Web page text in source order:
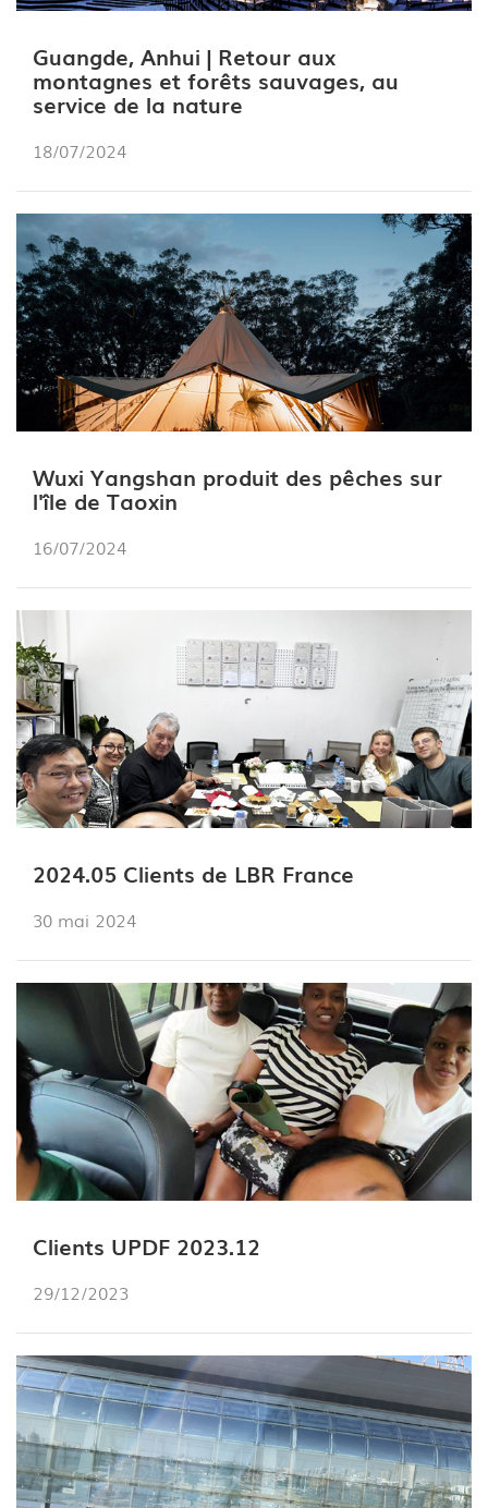
Guangde, Anhui | Retour aux
montagnes et forêts sauvages, au
service de la nature
18/07/2024
Wuxi Yangshan produit des pêches sur
l'île de Taoxin
16/07/2024
2024.05 Clients de LBR France
30 mai 2024
Clients UPDF 2023.12
29/12/2023